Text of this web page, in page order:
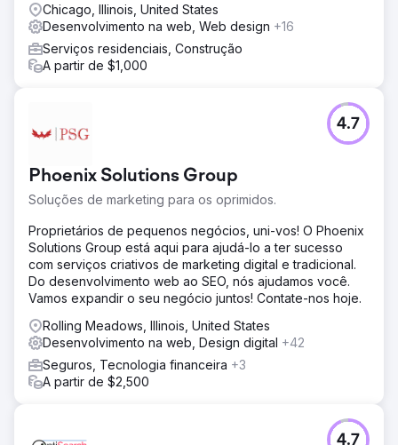
jogabilidade e lançou com sucesso seu título em um
mercado digital líder.
Ir para a página da agência
Chicago, Illinois, United States
Desenvolvimento na web, Web design +16
Serviços residenciais, Construção
A partir de $1,000
Phoenix Solutions Group
Soluções de marketing para os oprimidos.
4.7
Proprietários de pequenos negócios, uni-vos! O Phoenix
Solutions Group está aqui para ajudá-lo a ter sucesso
com serviços criativos de marketing digital e tradicional.
Do desenvolvimento web ao SEO, nós ajudamos você.
Vamos expandir o seu negócio juntos! Contate-nos hoje.
Rolling Meadows, Illinois, United States
Desenvolvimento na web, Design digital +42
Seguros, Tecnologia financeira +3
A partir de $2,500
4.7